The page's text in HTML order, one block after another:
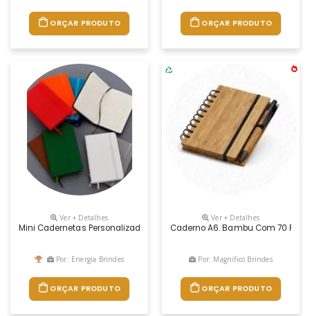
ORÇAR PRODUTO ORÇAR PRODUTO
Ver + Detalhes
Mini Cadernetas Personalizadas
Por: Energia Brindes
ORÇAR PRODUTO
Ver + Detalhes
Caderno A6. Bambu Com 70
Por: Magnifico Brindes
ORÇAR PRODUTO